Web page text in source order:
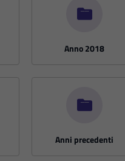
Anno 2018
Anni precedenti